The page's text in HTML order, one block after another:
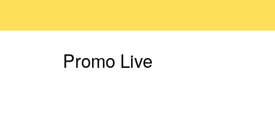
Promo Live